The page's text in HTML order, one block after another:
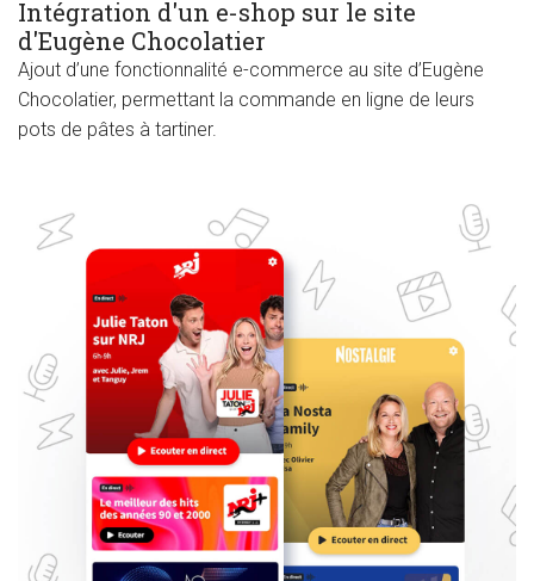
Intégration d'un e-shop sur le site
d'Eugène Chocolatier
Ajout d’une fonctionnalité e-commerce au site d’Eugène
Chocolatier, permettant la commande en ligne de leurs
pots de pâtes à tartiner.